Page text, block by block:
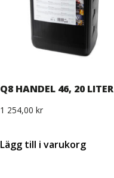
Q8 HANDEL 46, 20 LITER
1 254,00 kr
Lägg till i varukorg